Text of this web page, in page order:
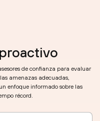
de confianza para evaluar
amenazas adecuadas,
enfoque informado sobre las
récord.